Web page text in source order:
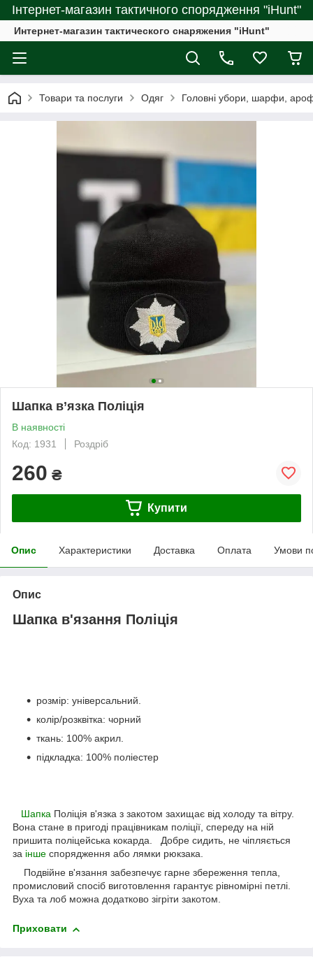
Інтернет-магазин тактичного спорядження "iHunt"
Интернет-магазин тактического снаряжения "iHunt"
Товари та послуги Одяг Головні убори, шарфи,
Шапка в’язка Поліція
В наявності
Код: 1931
Роздріб
260 ₴
Купити
Опис Характеристики Доставка Оплата Умови
Опис
Шапка в'язання Поліція
розмір: універсальний.
колір/розквітка: чорний
ткань: 100% акрил.
підкладка: 100% поліестер
Шапка Поліція в'язка з закотом захищає від холоду та вітру.
Вона стане в пригоді працівникам поліції, спереду на ній
пришита поліцейська кокарда. Добре сидить, не чіпляється
за інше спорядження або лямки рюкзака.
Подвійне в'язання забезпечує гарне збереження тепла,
промисловий спосіб виготовлення гарантує рівномірні петлі.
Вуха та лоб можна додатково зігріти закотом.
Приховати